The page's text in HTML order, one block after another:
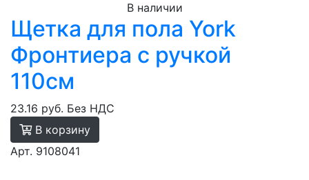
В наличии
Щетка для пола York
Фронтиера с ручкой
110см
23.16 руб. Без НДС
В корзину
Арт. 9108041